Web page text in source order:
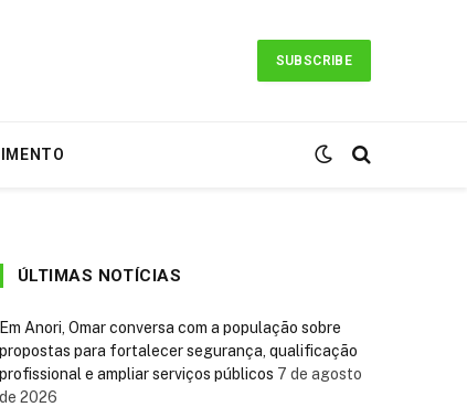
SUBSCRIBE
ÚLTIMAS NOTÍCIAS
Em Anori, Omar conversa com a população sobre
propostas para fortalecer segurança, qualificação
profissional e ampliar serviços públicos 7 de agosto
de 2026